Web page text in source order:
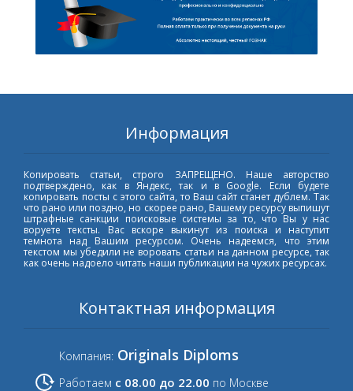
Информация
Копировать статьи, строго ЗАПРЕЩЕНО. Наше авторство
подтверждено, как в Яндекс, так и в Google. Если будете
копировать посты с этого сайта, то Ваш сайт станет дублем. Так
что рано или поздно, но скорее рано, Вашему ресурсу выпишут
штрафные санкции поисковые системы за то, что Вы у нас
воруете тексты. Вас вскоре выкинут из поиска и наступит
темнота над Вашим ресурсом. Очень надеемся, что этим
текстом мы убедили не воровать статьи на данном ресурсе, так
как очень надоело читать наши публикации на чужих ресурсах.
Контактная информация
Компания: Originals Diploms
Работаем с 08.00 до 22.00 по Москве